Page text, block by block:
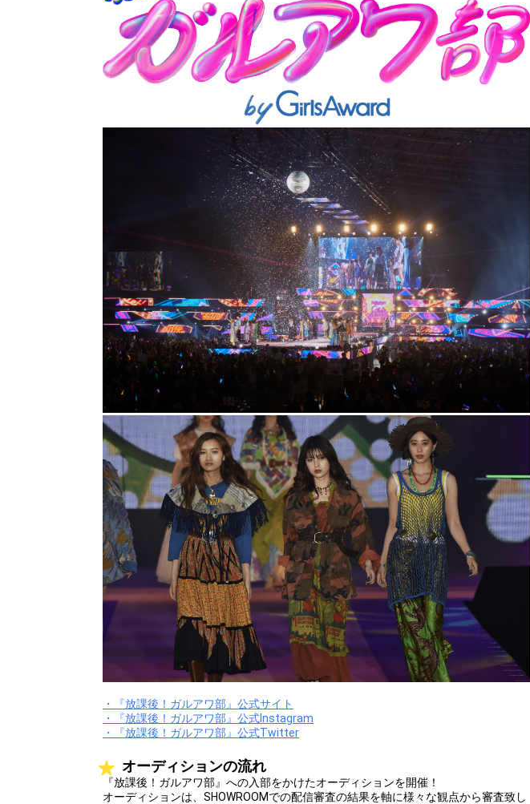
・『放課後！ガルアワ部』公式サイト
・『放課後！ガルアワ部』公式Instagram
・『放課後！ガルアワ部』公式Twitter
オーディションの流れ
『放課後！ガルアワ部』への入部をかけたオーディションを開催！
オーディションは、SHOWROOMでの配信審査の結果を軸に様々な観点から審査致し